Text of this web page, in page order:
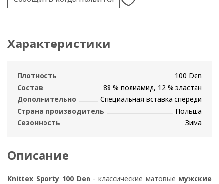
Характеристики
Плотность
100 Den
Состав
88 % полиамид, 12 % эластан
Дополнительно
Специальная вставка спереди
Страна производитель
Польша
Сезонность
Зима
Описание
Knittex Sporty 100 Den - классические матовые мужские